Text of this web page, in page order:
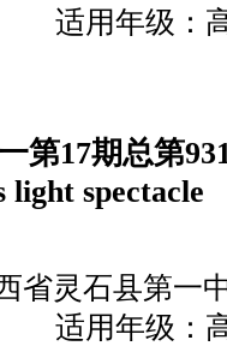
适用年级：
第17期总第
light spectacle
省灵石县第一
适用年级：